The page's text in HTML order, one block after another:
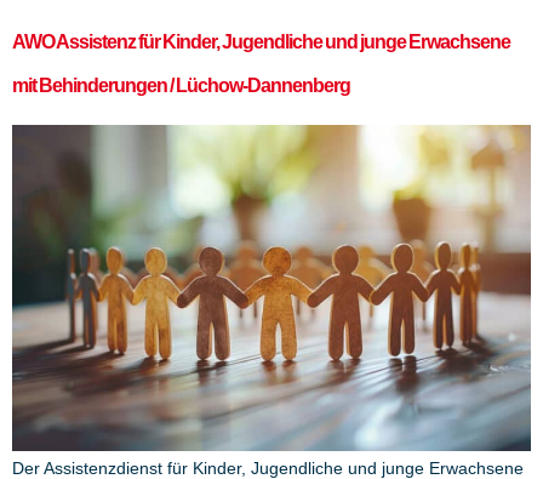
AWO Assistenz für Kinder, Jugendliche und junge Erwachsene
mit Behinderungen / Lüchow-Dannenberg
Der Assistenzdienst für Kinder, Jugendliche und junge Erwachsene